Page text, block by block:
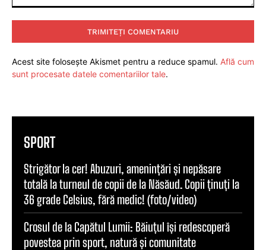
Acest site folosește Akismet pentru a reduce spamul. Află cum
sunt procesate datele comentariilor tale.
SPORT
Strigător la cer! Abuzuri, amenințări și nepăsare
totală la turneul de copii de la Năsăud. Copii ținuți la
36 grade Celsius, fără medic! (foto/video)
Crosul de la Capătul Lumii: Băiuțul își redescoperă
povestea prin sport, natură și comunitate